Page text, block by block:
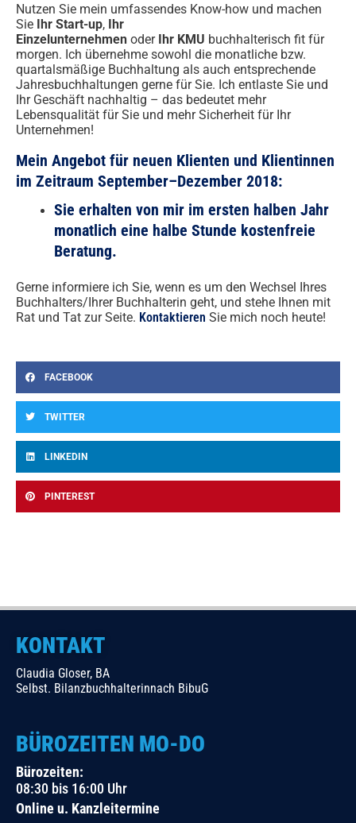
Nutzen Sie mein umfassendes Know-how und machen
Sie Ihr Start-up, Ihr
Einzelunternehmen oder Ihr KMU buchhalterisch fit für
morgen. Ich übernehme sowohl die monatliche bzw.
quartalsmäßige Buchhaltung als auch entsprechende
Jahresbuchhaltungen gerne für Sie. Ich entlaste Sie und
Ihr Geschäft nachhaltig – das bedeutet mehr
Lebensqualität für Sie und mehr Sicherheit für Ihr
Unternehmen!
Mein Angebot für neuen Klienten und Klientinnen
im Zeitraum September–Dezember 2018:
Sie erhalten von mir im ersten halben Jahr
monatlich eine halbe Stunde kostenfreie
Beratung.
Gerne informiere ich Sie, wenn es um den Wechsel Ihres
Buchhalters/Ihrer Buchhalterin geht, und stehe Ihnen mit
Rat und Tat zur Seite. Kontaktieren Sie mich noch heute!
FACEBOOK
TWITTER
LINKEDIN
PINTEREST
KONTAKT
Claudia Gloser, BA
Selbst. Bilanzbuchhalterinnach BibuG
BÜROZEITEN MO-DO
Bürozeiten:
08:30 bis 16:00 Uhr
Online u. Kanzleitermine